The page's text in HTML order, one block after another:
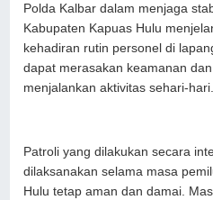
Polda Kalbar dalam menjaga
Kabupaten Kapuas Hulu
kehadiran rutin personel di
dapat merasakan keamanan
menjalankan aktivitas sehari-hari.
Patroli yang dilakukan secara
dilaksanakan selama masa
Hulu tetap aman dan damai.